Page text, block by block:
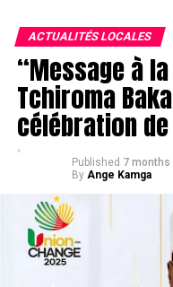
ACTUALITÉS LOCALES
“Message à
Tchiroma
célébration
Published 7 months
By Ange Kamga